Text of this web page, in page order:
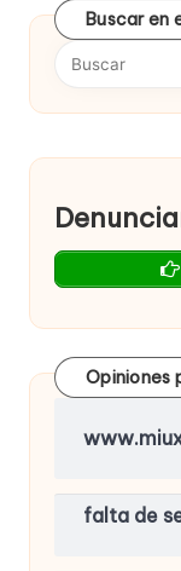
Buscar en
Opiniones
falta de